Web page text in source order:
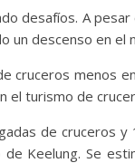
desafíos. A
un descenso en el
cruceros menos
el turismo de
de cruceros y
Keelung. Se